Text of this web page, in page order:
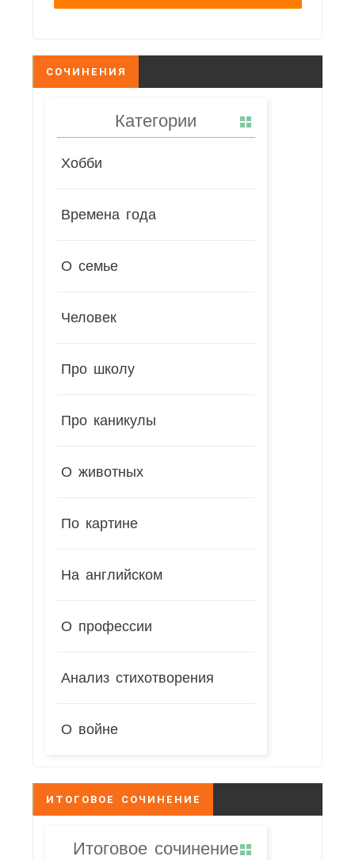
СОЧИНЕНИЯ
Категории
Хобби
Времена года
О семье
Человек
Про школу
Про каникулы
О животных
По картине
На английском
О профессии
Анализ стихотворения
О войне
ИТОГОВОЕ СОЧИНЕНИЕ
Итоговое сочинение